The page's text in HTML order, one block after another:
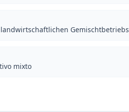
Gemischtbetriebs
mixto